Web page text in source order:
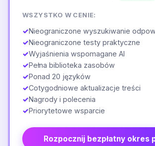
WSZYSTKO W CENIE:
✓Nieograniczone wyszukiwanie
✓Nieograniczone testy praktyczne
✓Wyjaśnienia wspomagane AI
✓Pełna biblioteka zasobów
✓Ponad 20 języków
✓Cotygodniowe aktualizacje treści
✓Nagrody i polecenia
✓Priorytetowe wsparcie
Rozpocznij bezpłatny okres